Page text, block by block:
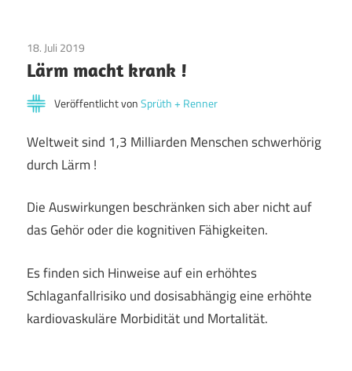
18. Juli 2019
Lärm macht krank !
Veröffentlicht vonSprüth + Renner
Weltweit sind 1,3 Milliarden Menschen schwerhörig
durch Lärm !
Die Auswirkungen beschränken sich aber nicht auf
das Gehör oder die kognitiven Fähigkeiten.
Es finden sich Hinweise auf ein erhöhtes
Schlaganfallrisiko und dosisabhängig eine erhöhte
kardiovaskuläre Morbidität und Mortalität.